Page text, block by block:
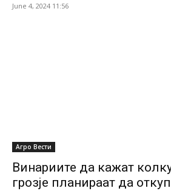
June 4, 2024 11:56
Агро Вести
Винариите да кажат
грозје планираат да